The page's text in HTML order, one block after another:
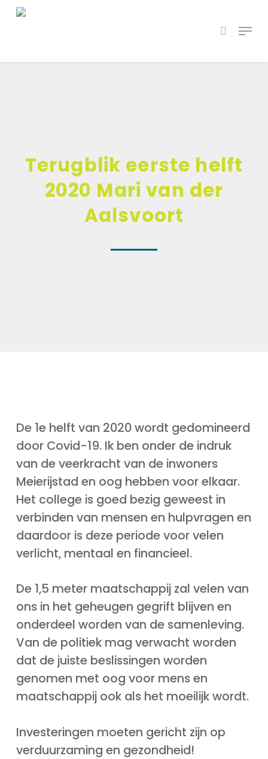
Skip
content
search
Menu
Terugblik eerste helft
2020 Mari van der
Aalsvoort
De 1e helft van 2020 wordt gedomineerd
door Covid-19. Ik ben onder de indruk
van de veerkracht van de inwoners
Meierijstad en oog hebben voor elkaar.
Het college is goed bezig geweest in
verbinden van mensen en hulpvragen en
daardoor is deze periode voor velen
verlicht, mentaal en financieel.
De 1,5 meter maatschappij zal velen van
ons in het geheugen gegrift blijven en
onderdeel worden van de samenleving.
Van de politiek mag verwacht worden
dat de juiste beslissingen worden
genomen met oog voor mens en
maatschappij ook als het moeilijk wordt.
Investeringen moeten gericht zijn op
verduurzaming en gezondheid!